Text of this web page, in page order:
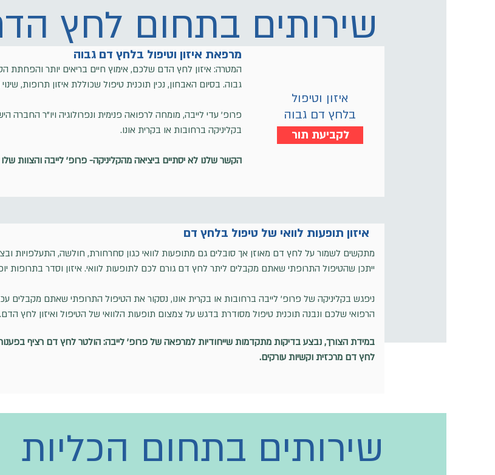
שירותים בתחום לחץ
איזון תופעות לוואי של טיפול בלחץ דם
מתקשים לשמור על לחץ דם מאוזן אך סובלים גם מתופעות לוואי כגון סחרחורת, חולשה, התעלפויות
ייתכן שהטיפול התרופתי שאתם מקבלים ליתר לחץ דם גורם לכם לתופעות לוואי. איזון וסדר בתרופות
ניפגש בקליניקה של פרופ' לייבה ברחובות או בקרית אונו, נסקור את הטיפול התרופתי שאתם מקבלים
הרפואי שלכם ונבנה תוכנית טיפול מסודרת בדגש על צמצום תופעות הלוואי של הטיפול ואיזון לחץ הדם.
במידת הצורך, נבצע בדיקות מתקדמות שייחודיות למרפאה של פרופ' לייבה: הולטר לחץ דם רציף
לחץ דם מרכזית וקשיות עורקים.
המטרה: איזון לחץ הדם שלכם, אימוץ חיים בריאים יותר והפחתת
גבוה. בסיום האבחון, נכין תוכנית טיפול שכוללת איזון תרופות,
פרופ' עדי לייבה, מומחה לרפואה פנימית ונפרולוגיה ויו"ר
בקליניקה ברחובות או בקרית אונו.
הקשר שלנו לא יסתיים ביציאה מהקליניקה- פרופ' לייבה והצוות שלו
מרפאת איזון וטיפול בלחץ דם גבוה
איזון וטיפול
בלחץ דם גבוה
לקביעת תור
שירותים בתחום הכליות